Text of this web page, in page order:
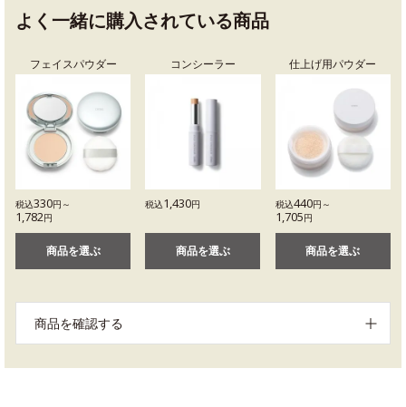
よく一緒に購入されている商品
フェイスパウダー
税込330円～
1,782円
商品を選ぶ
コンシーラー
税込1,430円
商品を選ぶ
仕上げ用パウダー
税込440円～
1,705円
商品を選ぶ
商品を確認する